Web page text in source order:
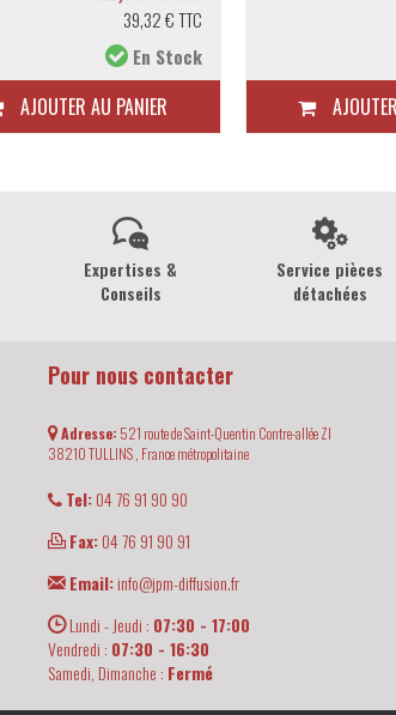
39,32 € TTC
En Stock
AJOUTER AU PANIER
Expertises &
Conseils
Service pièces
détachées
Pour nous contacter
Adresse: 521 route de Saint-Quentin Contre-allée ZI
38210TULLINS , France métropolitaine
Tel:04 76 91 90 90
Fax:04 76 91 90 91
Email:info@jpm-diffusion.fr
Lundi - Jeudi : 07:30 - 17:00
Vendredi : 07:30 - 16:30
Samedi, Dimanche : Fermé